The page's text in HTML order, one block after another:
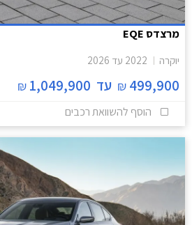
מרצדס EQE
יוקרה 2022 עד 2026
499,900
₪ עד 1,049,900
₪
הוסף להשוואת רכבים